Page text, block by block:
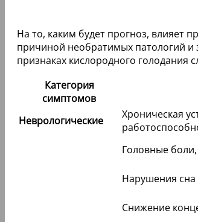
На то, каким будет прогноз, влияет
причиной необратимых патологий и
признаках кислородного голодания
Категория
симптомов
Неврологические
Хроническая
Головные
Нарушения сна
Снижение